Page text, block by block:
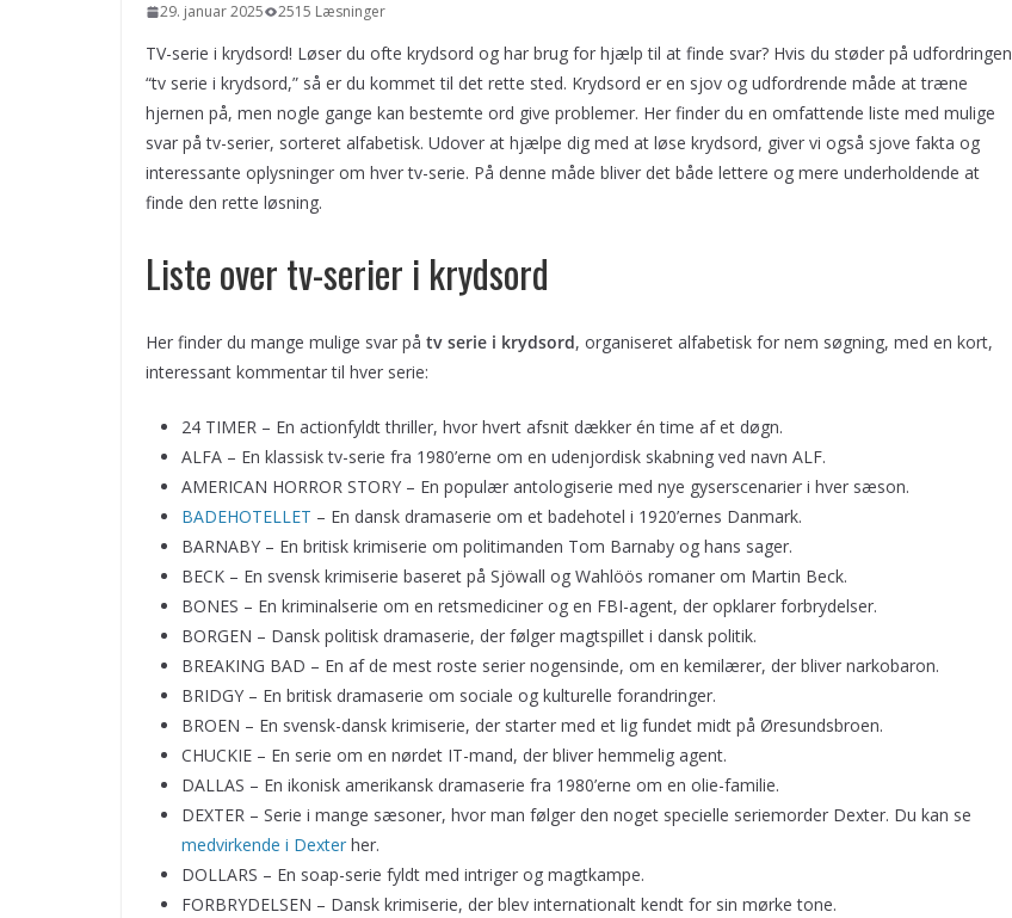
29. januar 2025 2515 Læsninger
TV-serie i krydsord! Løser du ofte krydsord og har brug for hjælp til at finde svar? Hvis du støder på udfordringen
“tv serie i krydsord,” så er du kommet til det rette sted. Krydsord er en sjov og udfordrende måde at træne
hjernen på, men nogle gange kan bestemte ord give problemer. Her finder du en omfattende liste med mulige
svar på tv-serier, sorteret alfabetisk. Udover at hjælpe dig med at løse krydsord, giver vi også sjove fakta og
interessante oplysninger om hver tv-serie. På denne måde bliver det både lettere og mere underholdende at
finde den rette løsning.
Liste over tv-serier i krydsord
Her finder du mange mulige svar på tv serie i krydsord, organiseret alfabetisk for nem søgning, med en kort,
interessant kommentar til hver serie:
24 TIMER – En actionfyldt thriller, hvor hvert afsnit dækker én time af et døgn.
ALFA – En klassisk tv-serie fra 1980’erne om en udenjordisk skabning ved navn ALF.
AMERICAN HORROR STORY – En populær antologiserie med nye gyserscenarier i hver sæson.
BADEHOTELLET – En dansk dramaserie om et badehotel i 1920’ernes Danmark.
BARNABY – En britisk krimiserie om politimanden Tom Barnaby og hans sager.
BECK – En svensk krimiserie baseret på Sjöwall og Wahlöös romaner om Martin Beck.
BONES – En kriminalserie om en retsmediciner og en FBI-agent, der opklarer forbrydelser.
BORGEN – Dansk politisk dramaserie, der følger magtspillet i dansk politik.
BREAKING BAD – En af de mest roste serier nogensinde, om en kemilærer, der bliver narkobaron.
BRIDGY – En britisk dramaserie om sociale og kulturelle forandringer.
BROEN – En svensk-dansk krimiserie, der starter med et lig fundet midt på Øresundsbroen.
CHUCKIE – En serie om en nørdet IT-mand, der bliver hemmelig agent.
DALLAS – En ikonisk amerikansk dramaserie fra 1980’erne om en olie-familie.
DEXTER – Serie i mange sæsoner, hvor man følger den noget specielle seriemorder Dexter. Du kan se
medvirkende i Dexter her.
DOLLARS – En soap-serie fyldt med intriger og magtkampe.
FORBRYDELSEN – Dansk krimiserie, der blev internationalt kendt for sin mørke tone.